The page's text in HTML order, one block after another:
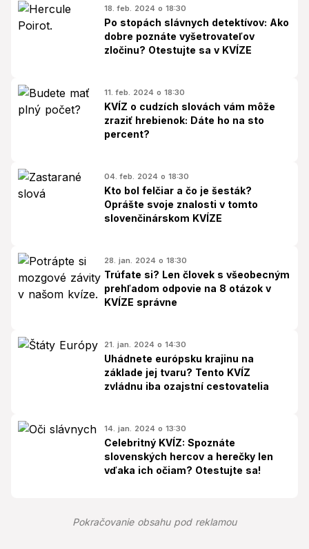
18. feb. 2024 o 18:30
Po stopách slávnych detektívov: Ako
dobre poznáte vyšetrovateľov
zločinu? Otestujte sa v KVÍZE
11. feb. 2024 o 18:30
KVÍZ o cudzích slovách vám môže
zraziť hrebienok: Dáte ho na sto
percent?
04. feb. 2024 o 18:30
Kto bol felčiar a čo je šesták?
Oprášte svoje znalosti v tomto
slovenčinárskom KVÍZE
28. jan. 2024 o 18:30
Trúfate si? Len človek s všeobecným
prehľadom odpovie na 8 otázok v
KVÍZE správne
21. jan. 2024 o 14:30
Uhádnete európsku krajinu na
základe jej tvaru? Tento KVÍZ
zvládnu iba ozajstní cestovatelia
14. jan. 2024 o 13:30
Celebritný KVÍZ: Spoznáte
slovenských hercov a herečky len
vďaka ich očiam? Otestujte sa!
Pokračovanie obsahu pod reklamou